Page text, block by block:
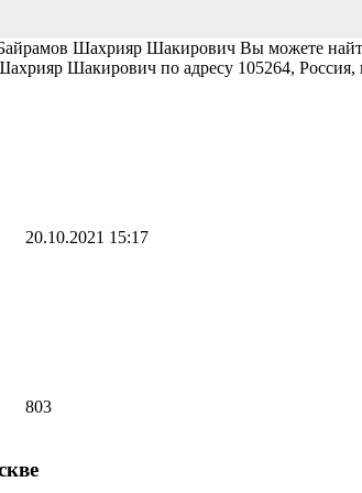
Шахрияр Шакирович Вы можете
Шакирович по адресу 105264,
20.10.2021 15:17
803